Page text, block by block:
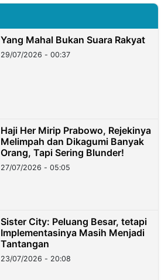
Yang Mahal Bukan Suara Rakyat
29/07/2026 - 00:37
Haji Her Mirip Prabowo, Rejekinya
Melimpah dan Dikagumi Banyak
Orang, Tapi Sering Blunder!
27/07/2026 - 05:05
Sister City: Peluang Besar, tetapi
Implementasinya Masih Menjadi
Tantangan
23/07/2026 - 20:08